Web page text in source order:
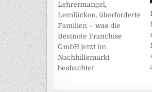
Lehrermangel,
Lernlücken, überforderte
Familien – was die
Bestnote Franchise
GmbH jetzt im
Nachhilfemarkt
beobachtet